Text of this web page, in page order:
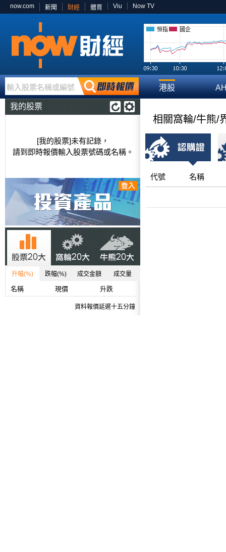
now.com 新聞 財經 體育 Viu Now TV
恒指 國企
輸入股票名稱或編號 港股
我的股票
[我的股票]未有記錄，
請到即時報價輸入股票號碼或名稱。
升幅(%) 跌幅(%) 成交金額 成交量
名稱 現價 升跌
資料報價延遲十五分鐘
相關窩輪/牛熊/
代號 名稱